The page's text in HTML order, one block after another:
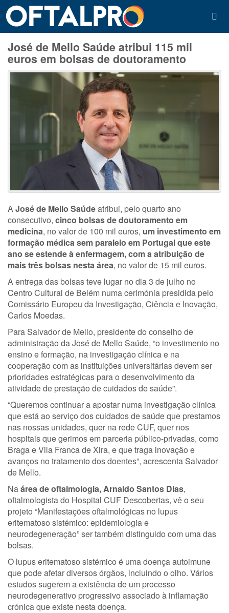
José de Mello Saúde atribui 115 mil
euros em bolsas de doutoramento
A José de Mello Saúdeatribui, pelo quarto ano
consecutivo, cinco bolsas de doutoramento em
medicina, no valor de 100 mil euros, um investimento em
formação médica sem paralelo em Portugal que este
ano se estende à enfermagem, com a atribuição de
mais três bolsas nesta área, no valor de 15 mil euros.
A entrega das bolsas teve lugar no dia 3 de julho no
Centro Cultural de Belém numa cerimónia presidida pelo
Comissário Europeu da Investigação, Ciência e Inovação,
Carlos Moedas.
Para Salvador de Mello, presidente do conselho de
administração da José de Mello Saúde, “o investimento no
ensino e formação, na investigação clínica e na
cooperação com as instituições universitárias devem ser
prioridades estratégicas para o desenvolvimento da
atividade de prestação de cuidados de saúde”.
“Queremos continuar a apostar numa investigação clínica
que está ao serviço dos cuidados de saúde que prestamos
nas nossas unidades, quer na rede CUF, quer nos
hospitais que gerimos em parceria público-privadas, como
Braga e Vila Franca de Xira, e que traga inovação e
avanços no tratamento dos doentes”, acrescenta Salvador
de Mello.
Naárea de oftalmologia, Arnaldo Santos Dias,
oftalmologista do Hospital CUF Descobertas, vê o seu
projeto “Manifestações oftalmológicas no lupus
eritematoso sistémico: epidemiologia e
neurodegeneração” ser também distinguido com uma das
bolsas.
O lupus eritematoso sistémico é uma doença autoimune
que pode afetar diversos órgãos, incluindo o olho. Vários
estudos sugerem a existência de um processo
neurodegenerativo progressivo associado à inflamação
crónica que existe nesta doença.